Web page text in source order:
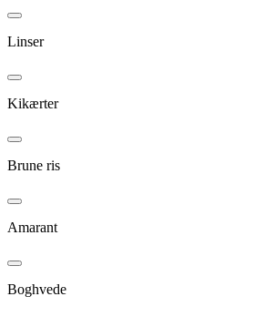
Linser
Kikærter
Brune ris
Amarant
Boghvede